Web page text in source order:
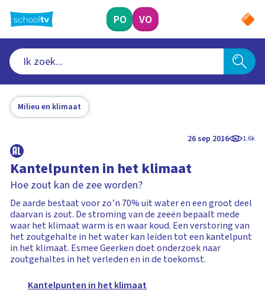
naar
hoofdinhoud
PO VO
Milieu en klimaat
26 sep 2016 1.6k
Kantelpunten in het klimaat
Hoe zout kan de zee worden?
De aarde bestaat voor zo’n 70% uit water en een groot deel
daarvan is zout. De stroming van de zeeën bepaalt mede
waar het klimaat warm is en waar koud. Een verstoring van
het zoutgehalte in het water kan leiden tot een kantelpunt
in het klimaat. Esmee Geerken doet onderzoek naar
zoutgehaltes in het verleden en in de toekomst.
Kantelpunten in het klimaat